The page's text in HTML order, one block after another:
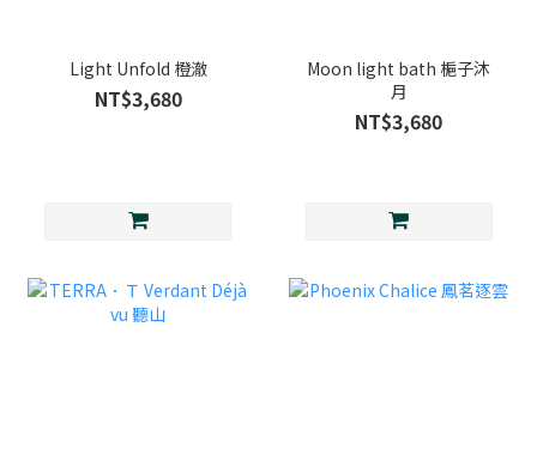
Light Unfold 橙澈
NT$3,680
Moon light bath 梔子沐
月
NT$3,680